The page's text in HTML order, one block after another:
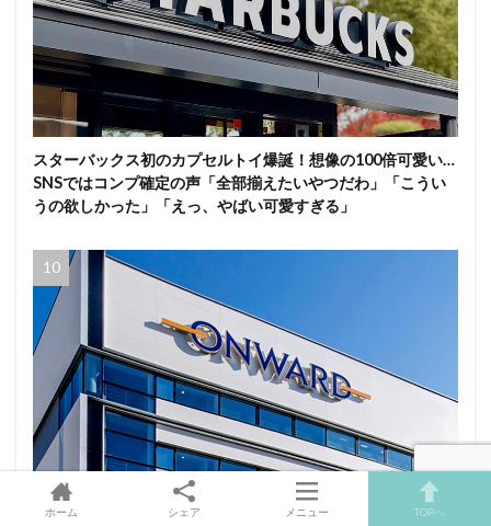
スターバックス初のカプセルトイ爆誕！想像の100倍可愛い…
SNSではコンプ確定の声「全部揃えたいやつだわ」「こうい
うの欲しかった」「えっ、やばい可愛すぎる」
オンワードHD、熊本地震の悲劇受け従業員に「貴重品の常時
ホーム シェア メニュー TOPへ